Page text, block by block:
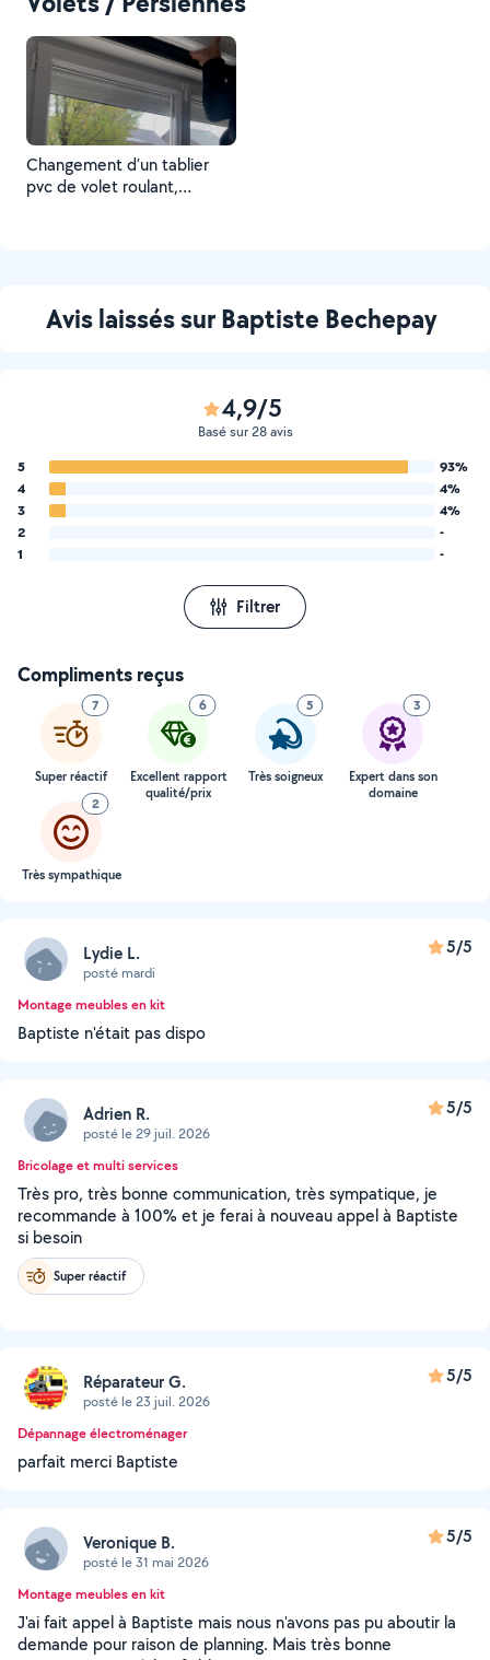
Changement d’un tablier
pvc de volet roulant,
Avis laissés sur Baptiste Bechepay
4,9/5
Basé sur 28 avis
5
93%
4
4%
3
4%
2
-
1
-
Filtrer
Compliments reçus
7
Super réactif
6
Excellent rapport
qualité/prix
5
Très soigneux
3
Expert dans son
domaine
2
Très sympathique
Lydie L.
posté mardi
5/5
Montage meubles en kit
Baptiste n'était pas dispo
Adrien R.
posté le 29 juil. 2026
5/5
Bricolage et multi services
Très pro, très bonne communication, très sympatique, je
recommande à 100% et je ferai à nouveau appel à Baptiste
si besoin
Super réactif
Réparateur G.
posté le 23 juil. 2026
5/5
Dépannage électroménager
parfait merci Baptiste
Veronique B.
posté le 31 mai 2026
5/5
Montage meubles en kit
J'ai fait appel à Baptiste mais nous n'avons pas pu aboutir la
demande pour raison de planning. Mais très bonne